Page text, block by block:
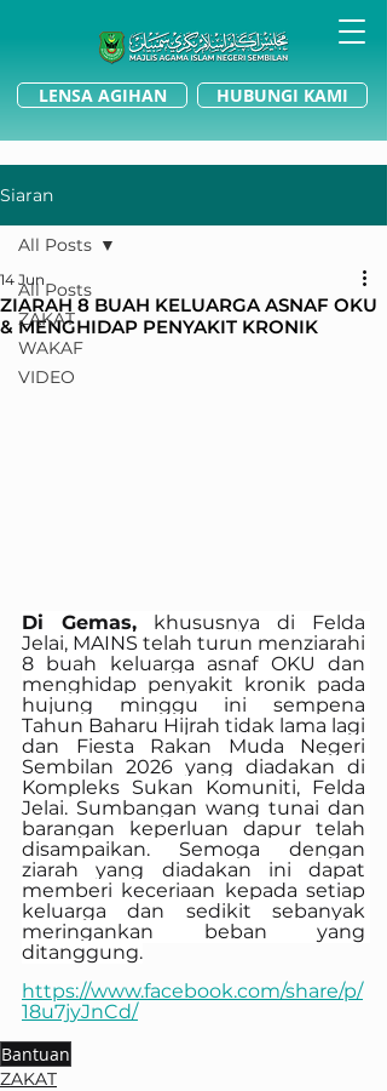
LENSA AGIHAN HUBUNGI KAMI
Siaran
All Posts
ZAKAT
WAKAF
VIDEO
All Posts
ZIARAH 8 BUAH KELUARGA ASNAF OKU
& MENGHIDAP PENYAKIT KRONIK
14 Jun
Di Gemas, khususnya di Felda
Jelai, MAINS telah turun menziarahi
8 buah keluarga asnaf OKU dan
menghidap penyakit kronik pada
hujung minggu ini sempena
Tahun Baharu Hijrah tidak lama lagi
dan Fiesta Rakan Muda Negeri
Sembilan 2026 yang diadakan di
Kompleks Sukan Komuniti, Felda
Jelai. Sumbangan wang tunai dan
barangan keperluan dapur telah
disampaikan. Semoga dengan
ziarah yang diadakan ini dapat
memberi keceriaan kepada setiap
keluarga dan sedikit sebanyak
meringankan beban yang
ditanggung.
https://www.facebook.com/share/p/
18u7jyJnCd/
Bantuan
ZAKAT